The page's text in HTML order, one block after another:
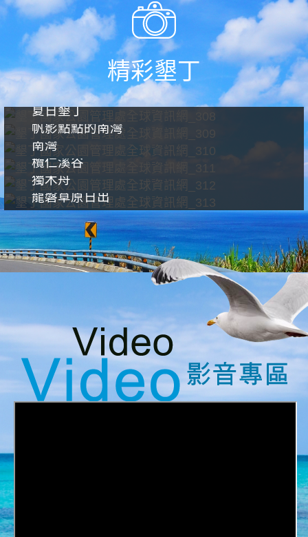
精彩墾丁
夏日墾丁
帆影點點的南灣
南灣
欖仁溪谷
獨木舟
龍磐草原日出